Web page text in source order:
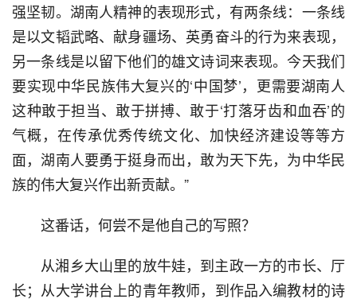
强坚韧。湖南人精神的表现形式，有两条线：一条线
是以文韬武略、献身疆场、英勇奋斗的行为来表现，
另一条线是以留下他们的雄文诗词来表现。今天我们
要实现中华民族伟大复兴的‘中国梦’，更需要湖南人
这种敢于担当、敢于拼搏、敢于‘打落牙齿和血吞’的
气概，在传承优秀传统文化、加快经济建设等等方
面，湖南人要勇于挺身而出，敢为天下先，为中华民
族的伟大复兴作出新贡献。”
这番话，何尝不是他自己的写照？
从湘乡大山里的放牛娃，到主政一方的市长、厅
长；从大学讲台上的青年教师，到作品入编教材的诗